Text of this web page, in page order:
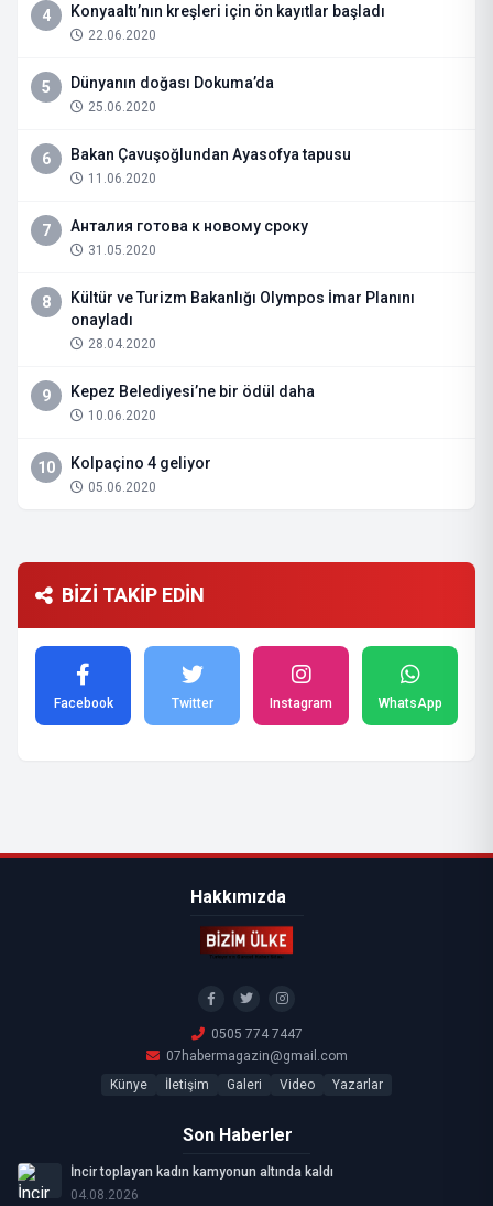
4 Konyaaltı’nın kreşleri için ön kayıtlar başladı
22.06.2020
5 Dünyanın doğası Dokuma’da
25.06.2020
6 Bakan Çavuşoğlundan Ayasofya tapusu
11.06.2020
7 Анталия готова к новому сроку
31.05.2020
8
Kültür ve Turizm Bakanlığı Olympos İmar Planını
onayladı
28.04.2020
9 Kepez Belediyesi’ne bir ödül daha
10.06.2020
10 Kolpaçino 4 geliyor
05.06.2020
BİZİ TAKİP EDİN
Facebook Twitter Instagram WhatsApp
Hakkımızda
0505 774 7447
07habermagazin@gmail.com
Künye
İletişim Galeri Video Yazarlar
Son Haberler
İncir toplayan kadın kamyonun altında kaldı
04.08.2026